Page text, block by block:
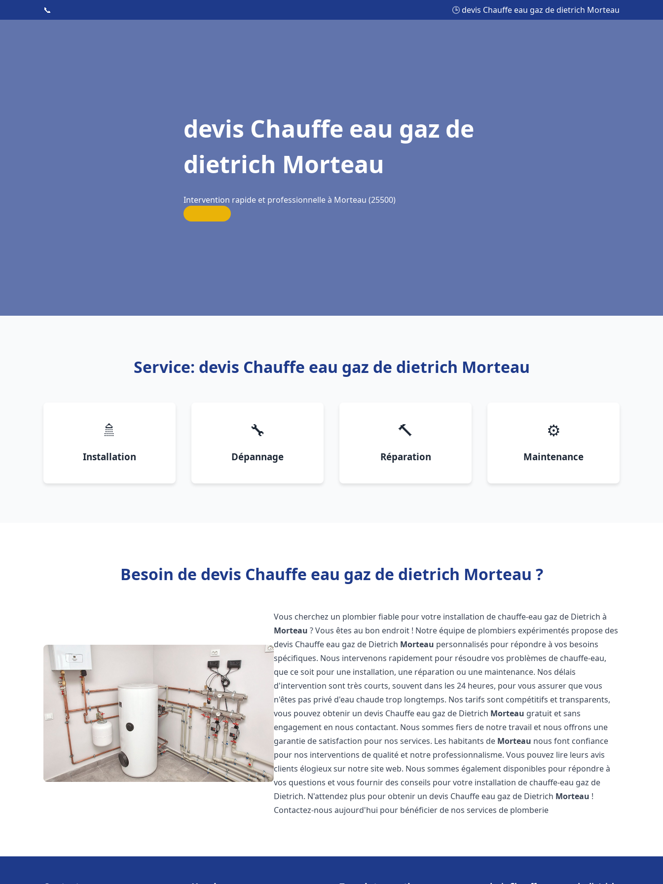
📞 🕒 devis Chauffe eau gaz de dietrich Morteau
devis Chauffe eau gaz de
dietrich Morteau
Intervention rapide et professionnelle à Morteau (25500)
Service: devis Chauffe eau gaz de dietrich Morteau
🚿
Installation
🔧
Dépannage
🔨
Réparation
⚙️
Maintenance
Besoin de devis Chauffe eau gaz de dietrich Morteau ?
Vous cherchez un plombier fiable pour votre installation de chauffe-eau gaz de Dietrich à
Morteau ? Vous êtes au bon endroit ! Notre équipe de plombiers expérimentés propose des
devis Chauffe eau gaz de Dietrich Morteau personnalisés pour répondre à vos besoins
spécifiques. Nous intervenons rapidement pour résoudre vos problèmes de chauffe-eau,
que ce soit pour une installation, une réparation ou une maintenance. Nos délais
d'intervention sont très courts, souvent dans les 24 heures, pour vous assurer que vous
n'êtes pas privé d'eau chaude trop longtemps. Nos tarifs sont compétitifs et transparents,
vous pouvez obtenir un devis Chauffe eau gaz de Dietrich Morteau gratuit et sans
engagement en nous contactant. Nous sommes fiers de notre travail et nous offrons une
garantie de satisfaction pour nos services. Les habitants de Morteau nous font confiance
pour nos interventions de qualité et notre professionnalisme. Vous pouvez lire leurs avis
clients élogieux sur notre site web. Nous sommes également disponibles pour répondre à
vos questions et vous fournir des conseils pour votre installation de chauffe-eau gaz de
Dietrich. N'attendez plus pour obtenir un devis Chauffe eau gaz de Dietrich Morteau !
Contactez-nous aujourd'hui pour bénéficier de nos services de plomberie